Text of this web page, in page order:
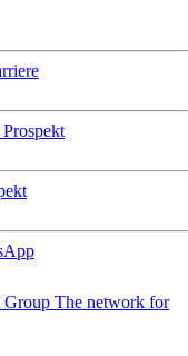
App
Group The network for